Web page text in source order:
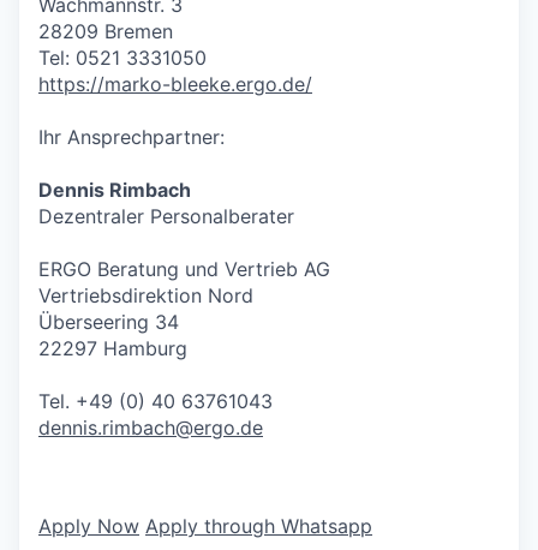
Wachmannstr. 3
28209 Bremen
Tel: 0521 3331050
https://marko-bleeke.ergo.de/
Ihr Ansprechpartner:
Dennis Rimbach
Dezentraler Personalberater
ERGO Beratung und Vertrieb AG
Vertriebsdirektion Nord
Überseering 34
22297 Hamburg
Tel. +49 (0) 40 63761043
dennis.rimbach@ergo.de
Apply Now Apply through Whatsapp